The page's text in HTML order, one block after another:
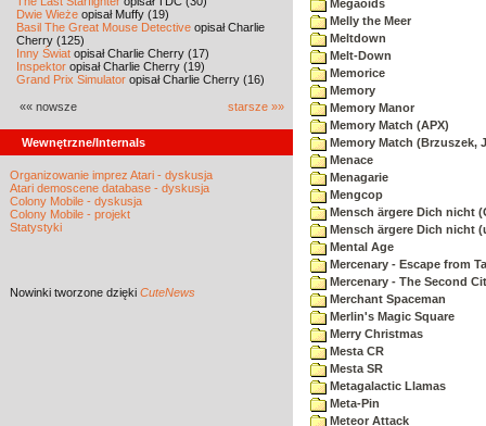
Dwie Wieże opisał Muffy (19)
Basil The Great Mouse Detective opisał Charlie
Cherry (125)
Inny Świat opisał Charlie Cherry (17)
Inspektor opisał Charlie Cherry (19)
Grand Prix Simulator opisał Charlie Cherry (16)
«« nowsze starsze »»
Wewnętrzne/Internals
Organizowanie imprez Atari - dyskusja
Atari demoscene database - dyskusja
Colony Mobile - dyskusja
Colony Mobile - projekt
Statystyki
Nowinki tworzone dzięki CuteNews
Megaoids
Melly the Meer
Meltdown
Melt-Down
Memorice
Memory
Memory Manor
Memory Match (APX)
Memory Match (Brzuszek,
Menace
Menagarie
Mengcop
Mensch ärgere Dich nicht
Mensch ärgere Dich nicht
Mental Age
Mercenary - Escape from
Mercenary - The Second
Merchant Spaceman
Merlin's Magic Square
Merry Christmas
Mesta CR
Mesta SR
Metagalactic Llamas
Meta-Pin
Meteor Attack